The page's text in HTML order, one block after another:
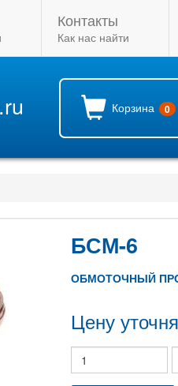
Контакты
Как нас найти
Корзина 0
БСМ-6
ОБМОТОЧНЫЙ
Цену